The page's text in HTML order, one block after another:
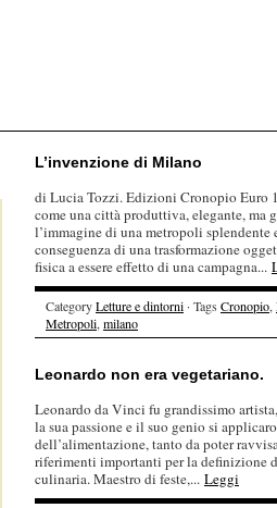
L’invenzione di Milano
di Lucia Tozzi. Edizioni Cronopio Euro
come una città produttiva, elegante, ma
l’immagine di una metropoli
conseguenza di una trasformazione
fisica a essere effetto di una campagna...
CategoryLetture e dintorni · Tags Cronopio,
Metropoli, milano
Leonardo non era vegetariano.
Leonardo da Vinci fu grandissimo
la sua passione e il suo genio si
dell’alimentazione, tanto da poter
riferimenti importanti per la definizione
culinaria. Maestro di feste,... Leggi